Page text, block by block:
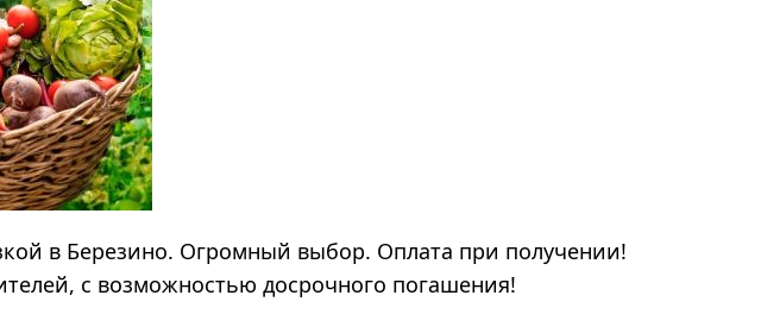
в Березино. Огромный выбор. Оплата при получении!
с возможностью досрочного погашения!